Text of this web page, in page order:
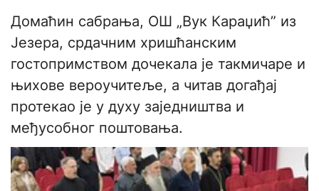
Домаћин сабрања, ОШ „Вук Караџић” из
Језера, срдачним хришћанским
гостопримством дочекала је такмичаре и
њихове вероучитеље, а читав догађај
протекао је у духу заједништва и
међусобног поштовања.